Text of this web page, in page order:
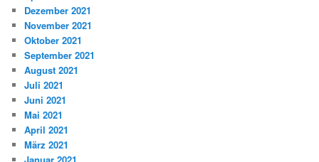
Dezember 2021
November 2021
Oktober 2021
September 2021
August 2021
Juli 2021
Juni 2021
Mai 2021
April 2021
März 2021